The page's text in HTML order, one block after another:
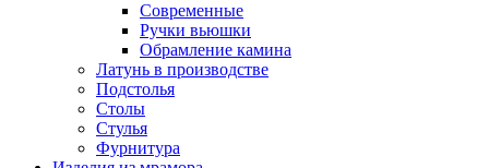
Современные
Ручки вьюшки
Обрамление камина
Латунь в производстве
Подстолья
Столы
Стулья
Фурнитура